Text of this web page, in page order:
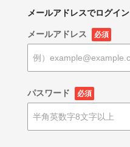
メールアドレスでログイン
メールアドレス 必須
パスワード 必須